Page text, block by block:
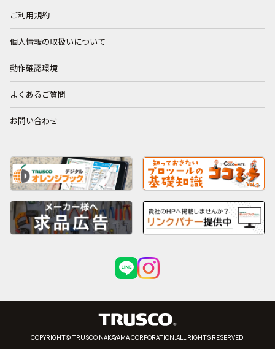
ご利用規約
個人情報の取扱いについて
動作確認環境
よくあるご質問
お問い合わせ
COPYRIGHT© TRUSCO NAKAYAMA CORPORATION.ALL RIGHTS RESERVED.